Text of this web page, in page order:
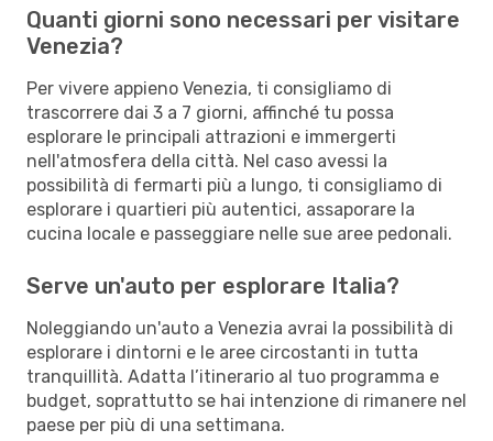
Quanti giorni sono necessari per visitare
Venezia?
Per vivere appieno Venezia, ti consigliamo di
trascorrere dai 3 a 7 giorni, affinché tu possa
esplorare le principali attrazioni e immergerti
nell'atmosfera della città. Nel caso avessi la
possibilità di fermarti più a lungo, ti consigliamo di
esplorare i quartieri più autentici, assaporare la
cucina locale e passeggiare nelle sue aree pedonali.
Serve un'auto per esplorare Italia?
Noleggiando un'auto a Venezia avrai la possibilità di
esplorare i dintorni e le aree circostanti in tutta
tranquillità. Adatta l’itinerario al tuo programma e
budget, soprattutto se hai intenzione di rimanere nel
paese per più di una settimana.